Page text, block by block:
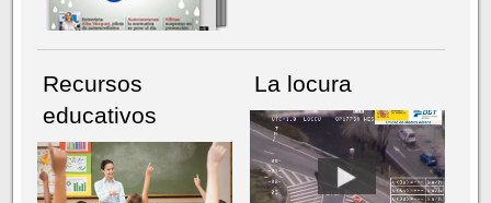
Recursos
educativos
La locura